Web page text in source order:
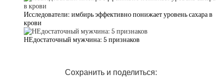
Исследователи: имбирь эффективно понижает уровень сахара в
крови
НЕдостаточный мужчина: 5 признаков
Сохранить и поделиться: